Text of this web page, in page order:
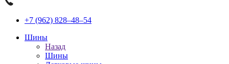
+7 (962) 828‒48‒54
Шины
Назад
Шины